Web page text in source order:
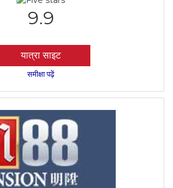
9.9
यात्रा साइट
समीक्षा पढ़ें